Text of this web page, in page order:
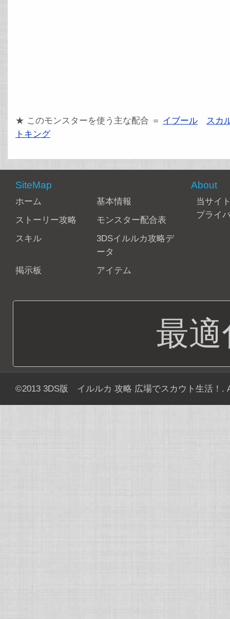
★ このモンスターを使う主な配合 ＝ イブール
スカ
トキング
SiteMap
ホーム
基本情報
ストーリー攻略
モンスター配合表
スキル
3DSイルルカ攻略デ
ータ
掲示板
アイテム
About
当サイ
プライ
最
©2013 3DS版 イルルカ 攻略 広場でスカウト生活！ .